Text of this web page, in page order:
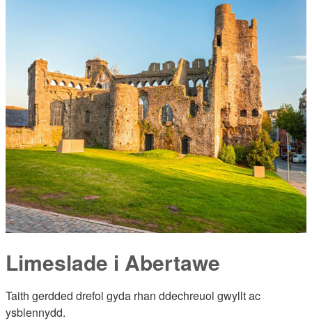
Limeslade i Abertawe
Taith gerdded drefol gyda rhan ddechreuol gwyllt ac
ysblennydd.